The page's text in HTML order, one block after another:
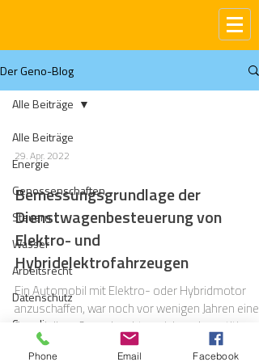
Der Geno-Blog
Alle Beiträge
Energie
Genossenschaften
Steuern
Wasser
Arbeitsrecht
Datenschutz
Compliance
Gas
Alle Beiträge
29. Apr. 2022
Bemessungsgrundlage der
Dienstwagenbesteuerung von
Elektro- und
Hybridelektrofahrzeugen
Ein Automobil mit Elektro- oder Hybridmotor
anzuschaffen, war noch vor wenigen Jahren eine
finanziell große und recht unsichere Investition.
Phone Email Facebook